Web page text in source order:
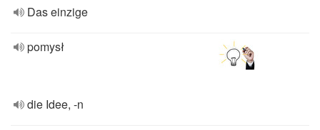
Das einzige
pomysł
die Idee, -n